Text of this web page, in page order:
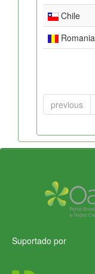
Chile
Romania
previous
Suportado por